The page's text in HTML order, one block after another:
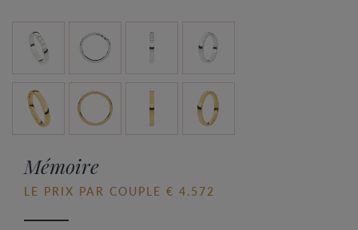
Mémoire
LE PRIX PAR COUPLE € 4.572